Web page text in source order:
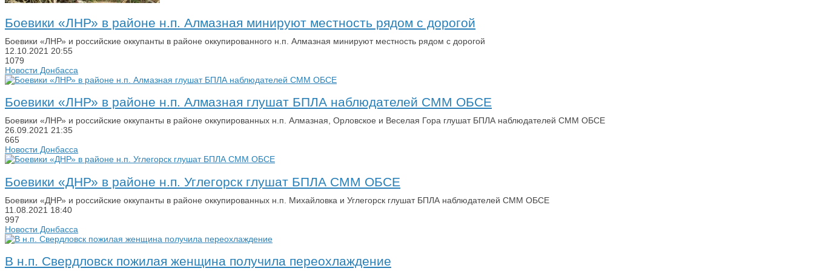
Боевики «ЛНР» в районе н.п. Алмазная минируют местность рядом с дорогой
Боевики «ЛНР» и российские оккупанты в районе оккупированного н.п. Алмазная минируют местность рядом с дорогой
12.10.2021 20:55
1079
Новости Донбасса
Боевики «ЛНР» в районе н.п. Алмазная глушат БПЛА наблюдателей СММ ОБСЕ
Боевики «ЛНР» и российские оккупанты в районе оккупированных н.п. Алмазная, Орловское и Веселая Гора глушат БПЛА наблюдателей СММ ОБСЕ
26.09.2021 21:35
665
Новости Донбасса
Боевики «ДНР» в районе н.п. Углегорск глушат БПЛА СММ ОБСЕ
Боевики «ДНР» и российские оккупанты в районе оккупированных н.п. Михайловка и Углегорск глушат БПЛА наблюдателей СММ ОБСЕ
11.08.2021 18:40
997
Новости Донбасса
В н.п. Свердловск пожилая женщина получила переохлаждение